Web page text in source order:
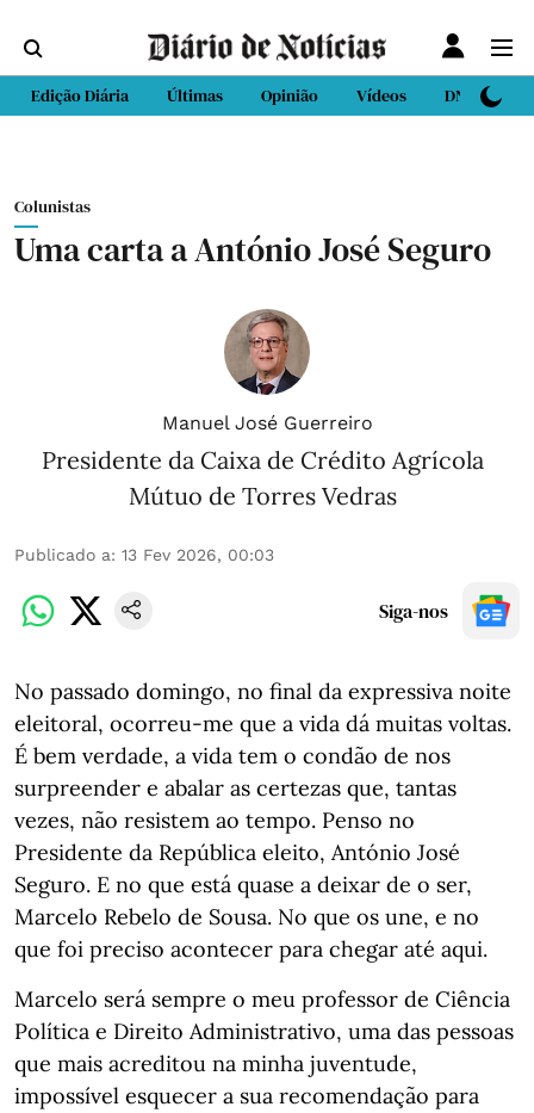
Edição Diária Últimas Opinião Vídeos DN Sport
Colunistas
Uma carta a António José Seguro
Manuel José Guerreiro
Presidente da Caixa de Crédito Agrícola
Mútuo de Torres Vedras
Publicado a: 13 Fev 2026, 00:03
Siga-nos
No passado domingo, no final da expressiva noite
eleitoral, ocorreu-me que a vida dá muitas voltas.
É bem verdade, a vida tem o condão de nos
surpreender e abalar as certezas que, tantas
vezes, não resistem ao tempo. Penso no
Presidente da República eleito, António José
Seguro. E no que está quase a deixar de o ser,
Marcelo Rebelo de Sousa. No que os une, e no
que foi preciso acontecer para chegar até aqui.
Marcelo será sempre o meu professor de Ciência
Política e Direito Administrativo, uma das pessoas
que mais acreditou na minha juventude,
impossível esquecer a sua recomendação para